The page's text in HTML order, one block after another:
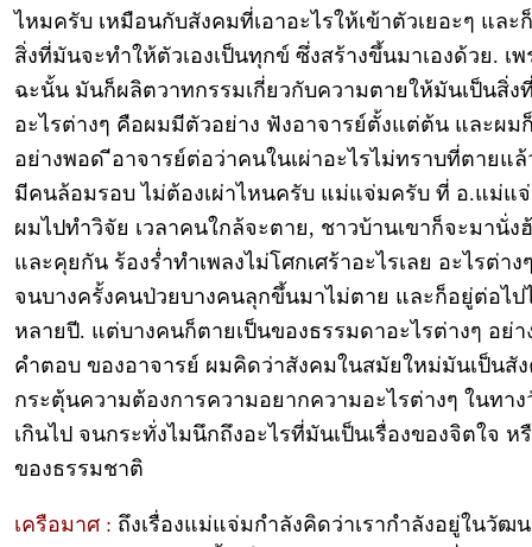
ไหมครับ เหมือนกับสังคมที่เอาอะไรให้เข้าตัวเยอะๆ และ
สิ่งที่มันจะทำให้ตัวเองเป็นทุกข์ ซึ่งสร้างขึ้นมาเองด้วย. เพ
ฉะนั้น มันก็ผลิตวาทกรรมเกี่ยวกับความตายให้มันเป็นสิ่ง
อะไรต่างๆ คือผมมีตัวอย่าง ฟังอาจารย์ตั้งแต่ต้น และผม
อย่างพอด ีอาจารย์ต่อว่าคนในเผ่าอะไรไม่ทราบที่ตายแล้
มีคนล้อมรอบ ไม่ต้องเผ่าไหนครับ แม่แจ่มครับ ที่ อ.แม่แ
ผมไปทำวิจัย เวลาคนใกล้จะตาย, ชาวบ้านเขาก็จะมานั่ง
และคุยกัน ร้องร่ำทำเพลงไม่โศกเศร้าอะไรเลย อะไรต่าง
จนบางครั้งคนป่วยบางคนลุกขึ้นมาไม่ตาย และก็อยู่ต่อไป
หลายปี. แต่บางคนก็ตายเป็นของธรรมดาอะไรต่างๆ อย่
คำตอบ ของอาจารย์ ผมคิดว่าสังคมในสมัยใหม่มันเป็นสั
กระตุ้นความต้องการความอยากความอะไรต่างๆ ในทา
เกินไป จนกระทั่งไมนึกถึงอะไรที่มันเป็นเรื่องของจิตใจ ห
ของธรรมชาติ
เครือมาศ : ถึงเรื่องแม่แจ่มกำลังคิดว่าเรากำลังอยู่ในวัฒ